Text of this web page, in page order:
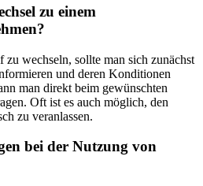
zu einem
wechseln, sollte man sich zunächst
und deren Konditionen
man direkt beim gewünschten
Oft ist es auch möglich, den
zu veranlassen.
bei der Nutzung von